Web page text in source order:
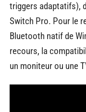
triggers adaptatifs),
Switch Pro. Pour le
Bluetooth natif de
recours, la
un moniteur ou une